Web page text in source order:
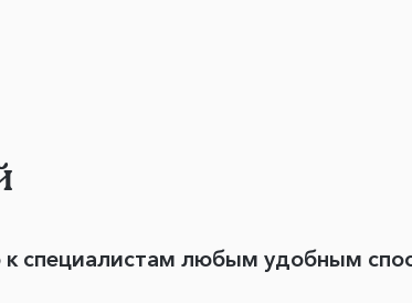
к специалистам любым удобным